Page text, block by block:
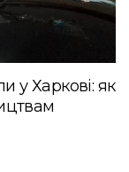
у Харкові: як